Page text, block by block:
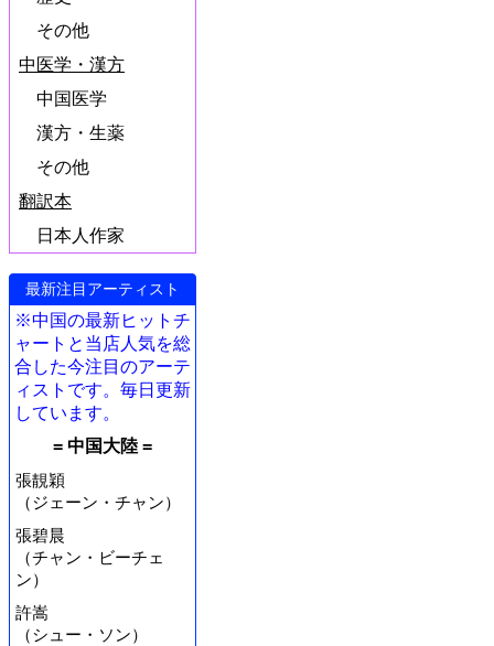
その他
中医学・漢方
中国医学
漢方・生薬
その他
翻訳本
日本人作家
最新注目アーティスト
※中国の最新ヒットチ
ャートと当店人気を総
合した今注目のアーテ
ィストです。毎日更新
しています。
= 中国大陸 =
張靚穎
（ジェーン・チャン）
張碧晨
（チャン・ビーチェ
ン）
許嵩
（シュー・ソン）